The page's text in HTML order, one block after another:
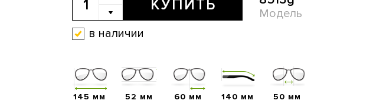
КУПИТЬ
Модель
в наличии
145 мм 52 мм 60 мм 140 мм 50 мм